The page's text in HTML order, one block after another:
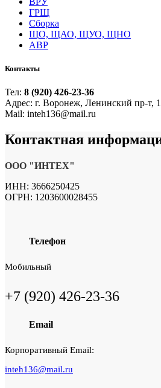
ГРЩ
Сборка
ЩО, ЩАО, ЩУО, ЩНО
АВР
Контакты
Тел: 8 (920) 426-23-36
Адрес: г. Воронеж, Ленинский пр-т,
Mail: inteh136@mail.ru
Контактная
ООО "ИНТЕХ"
ИНН: 3666250425
ОГРН: 1203600028455
Телефон
Мобильный
+7 (920) 426-23-36
Email
Корпоративный Email:
inteh136@mail.ru